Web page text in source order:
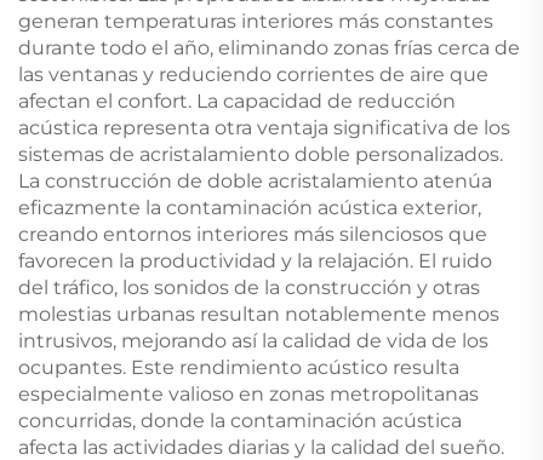
generan temperaturas interiores más constantes
durante todo el año, eliminando zonas frías cerca de
las ventanas y reduciendo corrientes de aire que
afectan el confort. La capacidad de reducción
acústica representa otra ventaja significativa de los
sistemas de acristalamiento doble personalizados.
La construcción de doble acristalamiento atenúa
eficazmente la contaminación acústica exterior,
creando entornos interiores más silenciosos que
favorecen la productividad y la relajación. El ruido
del tráfico, los sonidos de la construcción y otras
molestias urbanas resultan notablemente menos
intrusivos, mejorando así la calidad de vida de los
ocupantes. Este rendimiento acústico resulta
especialmente valioso en zonas metropolitanas
concurridas, donde la contaminación acústica
afecta las actividades diarias y la calidad del sueño.